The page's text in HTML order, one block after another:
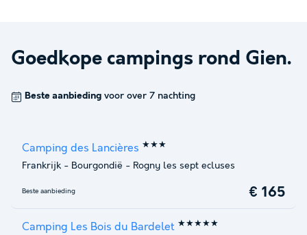
Goedkope campings rond Gien.
Beste aanbieding voor over 7 nachting
Camping des Lancières ★★★
Frankrijk - Bourgondië - Rogny les sept ecluses
Beste aanbieding € 165
Camping Les Bois du Bardelet ★★★★★